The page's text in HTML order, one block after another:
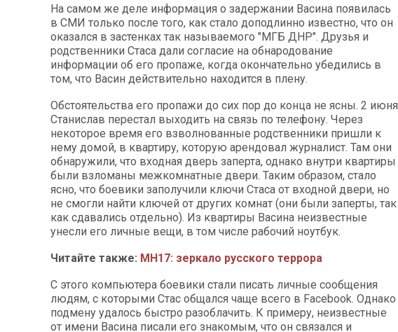
На самом же деле информация о задержании Васина появилась
в СМИ только после того, как стало доподлинно известно, что он
оказался в застенках так называемого "МГБ ДНР". Друзья и
родственники Стаса дали согласие на обнародование
информации об его пропаже, когда окончательно убедились в
том, что Васин действительно находится в плену.
Обстоятельства его пропажи до сих пор до конца не ясны. 2 июня
Станислав перестал выходить на связь по телефону. Через
некоторое время его взволнованные родственники пришли к
нему домой, в квартиру, которую арендовал журналист. Там они
обнаружили, что входная дверь заперта, однако внутри квартиры
были взломаны межкомнатные двери. Таким образом, стало
ясно, что боевики заполучили ключи Стаса от входной двери, но
не смогли найти ключей от других комнат (они были заперты, так
как сдавались отдельно). Из квартиры Васина неизвестные
унесли его личные вещи, в том числе рабочий ноутбук.
Читайте также: МН17: зеркало русского террора
С этого компьютера боевики стали писать личные сообщения
людям, с которыми Стас общался чаще всего в Facebook. Однако
подмену удалось быстро разоблачить. К примеру, неизвестные
от имени Васина писали его знакомым, что он связался и